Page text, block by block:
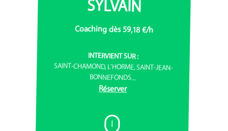
SYLVAIN
Coaching dès 59,18 €/h
INTERVIENT SUR :
SAINT-CHAMOND, L'HORME, SAINT-JEAN-
BONNEFONDS...
Réserver
I